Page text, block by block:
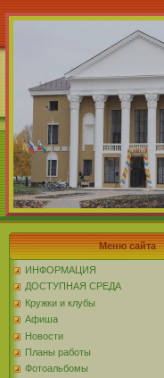
Меню сайта
ИНФОРМАЦИЯ
ДОСТУПНАЯ СРЕДА
Кружки и клубы
Афиша
Новости
Планы работы
Фотоальбомы